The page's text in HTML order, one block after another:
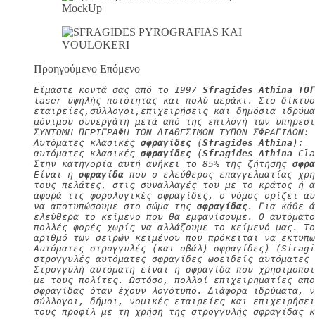
Προηγούμενο Επόμενο
Είμαστε κοντά σας από το 1997 Sfragides Athina
laser υψηλής ποιότητας και πολύ μεράκι. Στο
εταιρείες,σύλλογοι,επιχειρήσεις και δημόσια
μόνιμου συνεργάτη μετά από της επιλογή των
ΣΥΝΤΟΜΗ ΠΕΡΙΓΡΑΦΗ ΤΩΝ ΔΙΑΘΕΣΙΜΩΝ ΤΥΠΩΝ ΣΦΡΑΓΙΔΩΝ:
Αυτόματες κλασικές σφραγίδες (Sfragides Athina):
αυτόματες κλασικές σφραγίδες (Sfragides Athina
Στην κατηγορία αυτή ανήκει το 85% της ζήτησης
Είναι η σφραγίδα που ο ελεύθερος επαγγελματίας
τους πελάτες, στις συναλλαγές του με το κράτος ή
αφορά τις φορολογικές σφραγίδες, ο νόμος ορίζει
να αποτυπώσουμε στο σώμα της σφραγίδας. Για κάθε
ελεύθερα το κείμενο που θα εμφανίσουμε. Ο
πολλές φορές χωρίς να αλλάζουμε το κείμενό μας.
αριθμό των σειρών κειμένου που πρόκειται να
Αυτόματες στρογγυλές (και οβάλ) σφραγίδες)
στρογγυλές αυτόματες σφραγίδες ωοειδείς αυτόματες
Στρογγυλή αυτόματη είναι η σφραγίδα που
με τους πολίτες. Ωστόσο, πολλοί επιχειρηματίες
σφραγίδας όταν έχουν λογότυπο. Διάφορα ιδρύματα,
σύλλογοι, δήμοι, νομικές εταιρείες και
τους προφίλ με τη χρήση της στρογγυλής